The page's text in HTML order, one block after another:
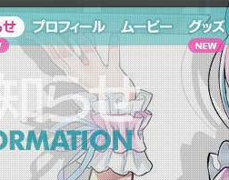
プロフィール ムービー グッズ